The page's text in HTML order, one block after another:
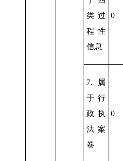
类过
程性
信息
0
7.属
于行
政执
法案
卷
0